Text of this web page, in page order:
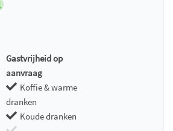
Gastvrijheid op
aanvraag
Koffie & warme
dranken
Koude dranken